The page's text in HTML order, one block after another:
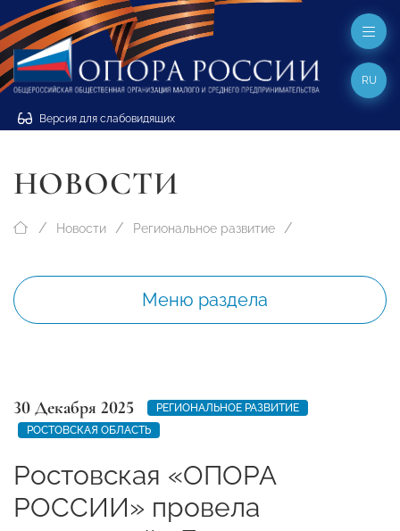
Версия для слабовидящих
RU
НОВОСТИ
Новости Региональное развитие
Меню раздела
30 Декабря 2025
РЕГИОНАЛЬНОЕ РАЗВИТИЕ
РОСТОВСКАЯ ОБЛАСТЬ
Ростовская «ОПОРА
РОССИИ» провела